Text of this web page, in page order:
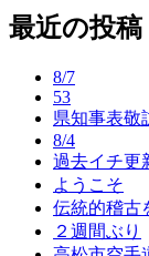
ナ
最近の投稿
8/7
53
県知事表敬
8/4
過去イチ更
ようこそ
伝統的稽古
２週間ぶり